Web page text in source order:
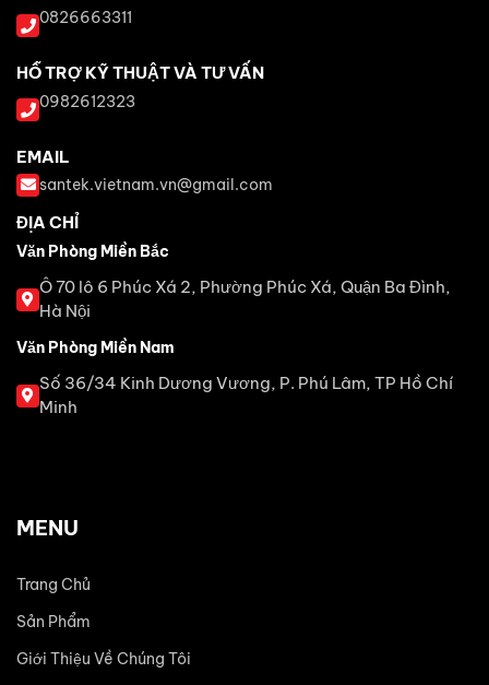
0826663311
HỖ TRỢ KỸ THUẬT VÀ TƯ VẤN
0982612323
EMAIL
santek.vietnam.vn@gmail.com
ĐỊA CHỈ
Văn Phòng Miền Bắc
Ô 70 lô 6 Phúc Xá 2, Phường Phúc Xá, Quận Ba Đình,
Hà Nội
Văn Phòng Miền Nam
Số 36/34 Kinh Dương Vương, P. Phú Lâm, TP Hồ Chí
Minh
MENU
Trang Chủ
Sản Phẩm
Giới Thiệu Về Chúng Tôi